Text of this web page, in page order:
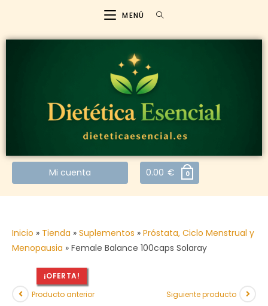
MENÚ
Mi cuenta 0.00 € 0
Inicio » Tienda » Suplementos » Próstata, Ciclo Menstrual y
Menopausia » Female Balance 100caps Solaray
¡OFERTA!
Producto anterior
Siguiente producto